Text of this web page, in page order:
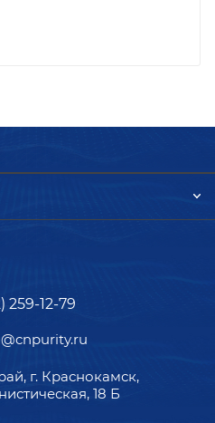
259-12-79
г. Краснокамск,
18 Б